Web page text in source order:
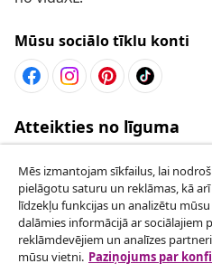
Mūsu sociālo tīklu konti
Atteikties no līguma
Iesniegt pieprasījumu par
pasūtījuma.
Atteikties
Mēs izmantojam sīkfailus, lai
pielāgotu saturu un reklāmas, kā
līdzekļu funkcijas un analizētu
dalāmies informācijā ar sociālajiem
reklāmdevējiem un analīzes
mūsu vietni. Paziņojums par